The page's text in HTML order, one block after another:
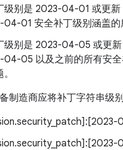
级别是 2023-04-01 或更新
01 安全补丁级别涵盖的
级别是 2023-04-05 或更
04-05 以及之前的所有安
制造商应将补丁字符串级